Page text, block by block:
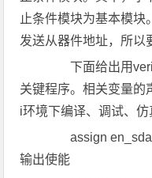
止条件模块为基本模
发送从器件地址，所以
下面给出用
关键程序。相关变量的
i环境下编译、调试、仿
assign
输出使能